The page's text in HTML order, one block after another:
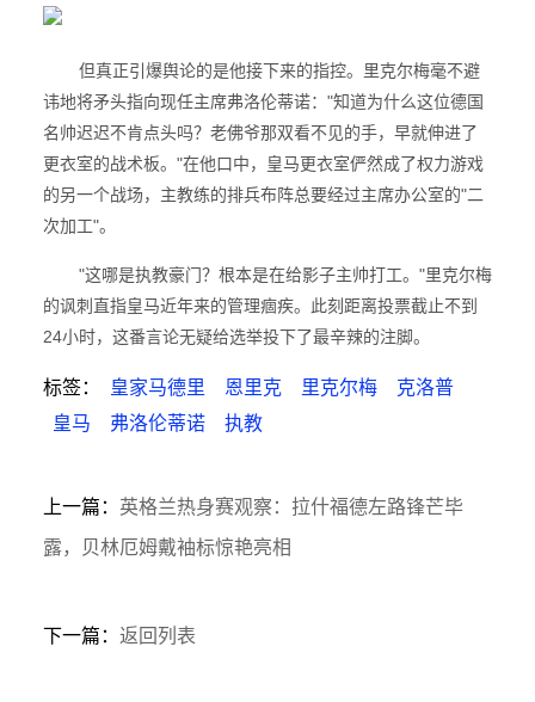
但真正引爆舆论的是他接下来的指控。里克尔梅毫不避
讳地将矛头指向现任主席弗洛伦蒂诺："知道为什么这位德国
名帅迟迟不肯点头吗？老佛爷那双看不见的手，早就伸进了
更衣室的战术板。"在他口中，皇马更衣室俨然成了权力游戏
的另一个战场，主教练的排兵布阵总要经过主席办公室的"二
次加工"。
"这哪是执教豪门？根本是在给影子主帅打工。"里克尔梅
的讽刺直指皇马近年来的管理痼疾。此刻距离投票截止不到
24小时，这番言论无疑给选举投下了最辛辣的注脚。
标签： 皇家马德里 恩里克 里克尔梅
克洛普
皇马
弗洛伦蒂诺 执教
上一篇： 英格兰热身赛观察：拉什福德左路锋芒毕
露，贝林厄姆戴袖标惊艳亮相
下一篇： 返回列表